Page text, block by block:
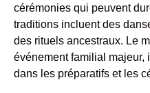
cérémonies qui peuvent
traditions incluent des
des rituels ancestraux. Le
événement familial
dans les préparatifs et les